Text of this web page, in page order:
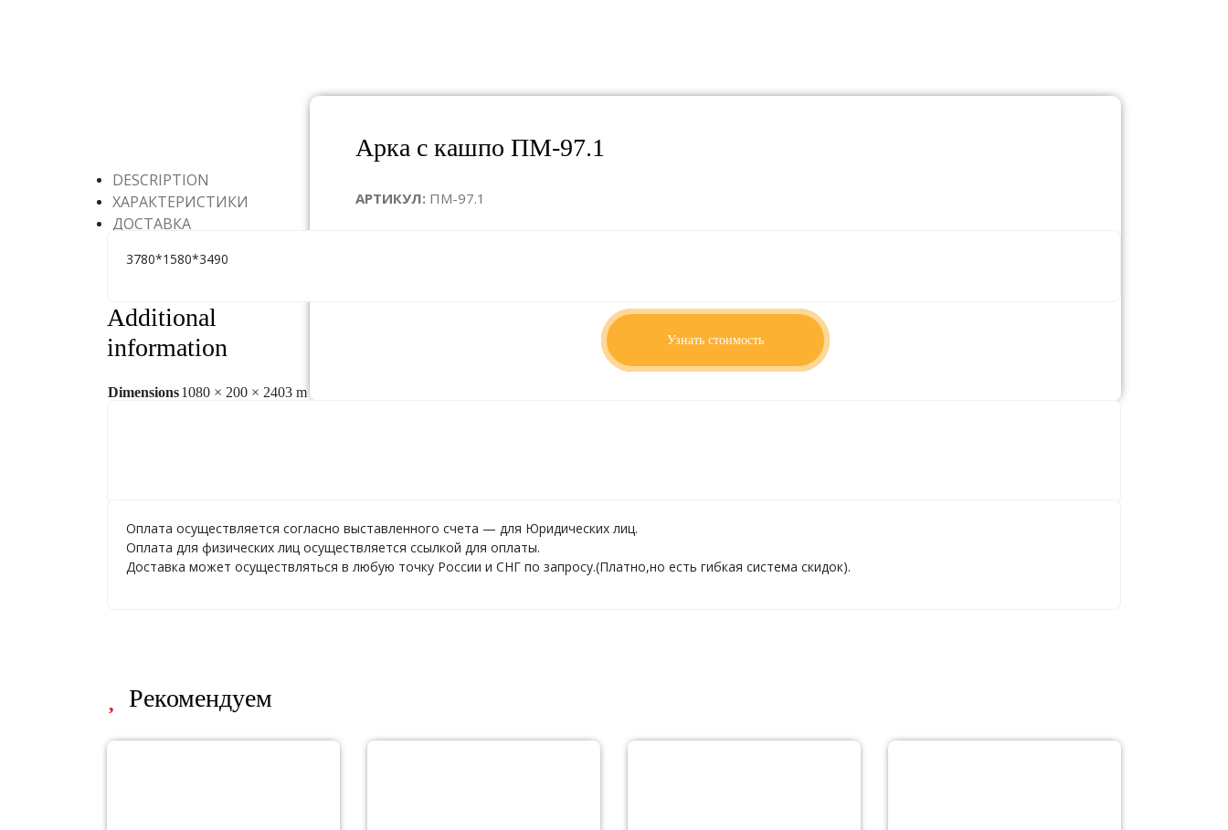
Арка с кашпо ПМ-97.1
АРТИКУЛ: ПМ-97.1
Узнать стоимость
DESCRIPTION
ХАРАКТЕРИСТИКИ
ДОСТАВКА
3780*1580*3490
Additional
information
Dimensions1080 × 200 × 2403 m
Оплата осуществляется согласно выставленного счета — для Юридических лиц.
Оплата для физических лиц осуществляется ссылкой для оплаты.
Доставка может осуществляться в любую точку России и СНГ по запросу.(Платно,но есть гибкая система скидок).
Рекомендуем